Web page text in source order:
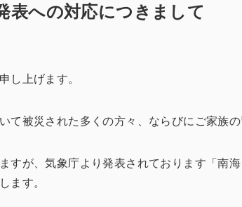
表への対応につきまして
し上げます。
て被災された多くの方々、ならびにご家族
すが、気象庁より発表されております「南
ます。